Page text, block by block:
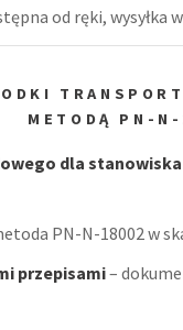
od ręki, wysyłka
METODĄ PN-
dla
PN-N-18002 w
przepisami–